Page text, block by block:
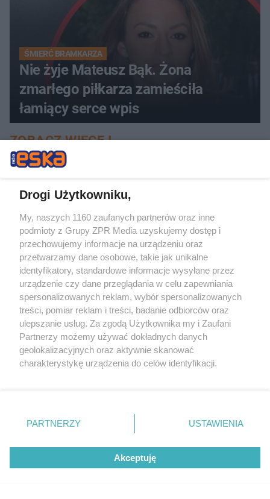
ŚMIERĆ BRAMKARZA
Nie żyje Mateusz Bąk. Żona
zmarłego piłkarza zamieściła
łamiący serce wpis
ZOBACZ WIĘCEJ
Drogi Użytkowniku,
My, naszych 1160 zaufanych partnerów oraz inne
podmioty z Grupy ZPR Media uzyskujemy dostęp i
przechowujemy informacje na urządzeniu oraz
przetwarzamy dane osobowe, takie jak unikalne
identyfikatory, standardowe informacje wysyłane przez
urządzenie czy dane przeglądania w celu zapewniania
spersonalizowanych reklam, wybór spersonalizowanych
treści, pomiar reklam i treści, badanie odbiorców oraz
ulepszanie usług. Za zgodą Użytkownika my i Zaufani
Partnerzy możemy używać dokładnych danych
geolokalizacyjnych oraz aktywnie skanować
charakterystykę urządzenia do celów identyfikacji.
zmienić/wycofać klikając przycisk ustawień prywatności
znajdujący się w lewym dolnym rogu strony
rodzaje przetwarzania danych nie wymagają zgody
użytkownika, ale masz prawo sprzeciwić się takiemu
przetwarzaniu. Preferencje będą miały zastosowanie tylko
PARTNERZY USTAWIENIA
Akceptuję